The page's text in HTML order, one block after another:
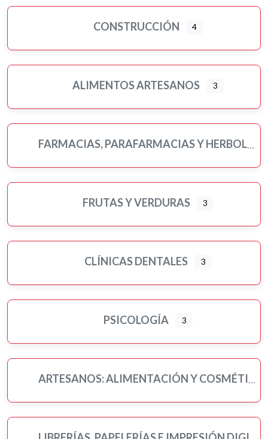
CONSTRUCCIÓN 4
ALIMENTOS ARTESANOS 3
FARMACIAS, PARAFARMACIAS Y HERBOLARIOS
FRUTAS Y VERDURAS 3
CLÍNICAS DENTALES 3
PSICOLOGÍA 3
ARTESANOS: ALIMENTACIÓN Y COSMÉTICA